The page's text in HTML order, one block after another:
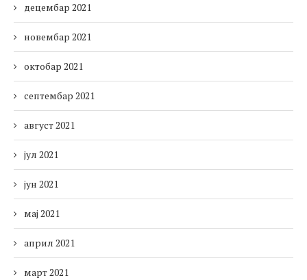
децембар 2021
новембар 2021
октобар 2021
септембар 2021
август 2021
јул 2021
јун 2021
мај 2021
април 2021
март 2021